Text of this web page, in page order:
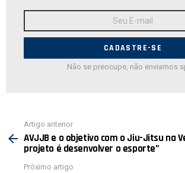
E-
Não se preocupe, não enviamos
mais
Artigo anterior
AVJJB e o objetivo com o Jiu-Jitsu na
projeto é desenvolver o esporte”
Próximo artigo